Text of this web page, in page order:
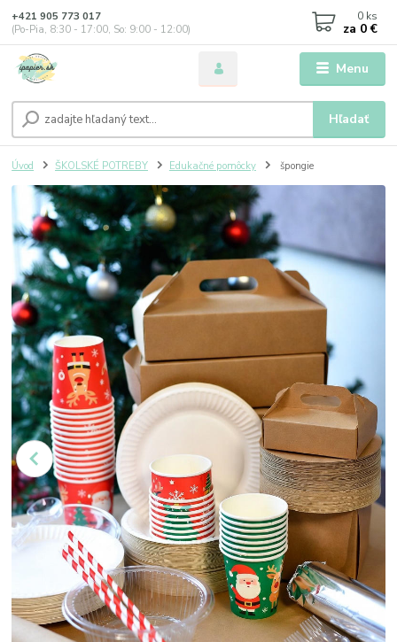
Menu
Hľadať
+421 905 773 017
(Po-Pia, 8:30 - 17:00, So: 9:00 - 12:00)
0 ks
za 0 €
Úvod ŠKOLSKÉ POTREBY Edukačné pomôcky špongie